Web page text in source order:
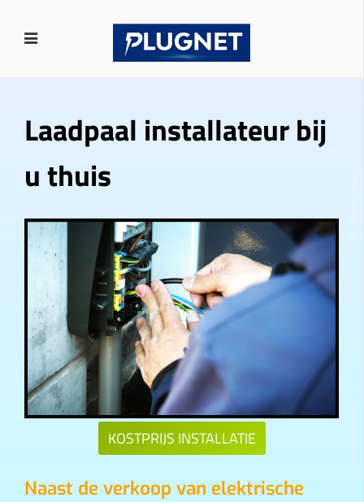
Laadpaal installateur bij
u thuis
KOSTPRIJS INSTALLATIE
Naast de verkoop van elektrische